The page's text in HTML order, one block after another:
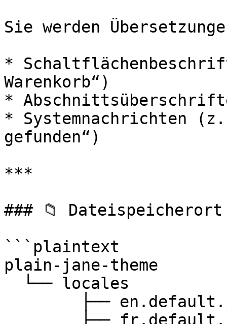
Sie werden
*
Warenkorb“)
*
* Systemnachrichten
gefunden“)
***
### 📁 Dateispeicherort
```plaintext
plain-jane-theme